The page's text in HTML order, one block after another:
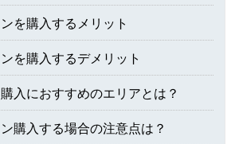
を購入するメリット
を購入するデメリット
入におすすめのエリアとは？
購入する場合の注意点は？